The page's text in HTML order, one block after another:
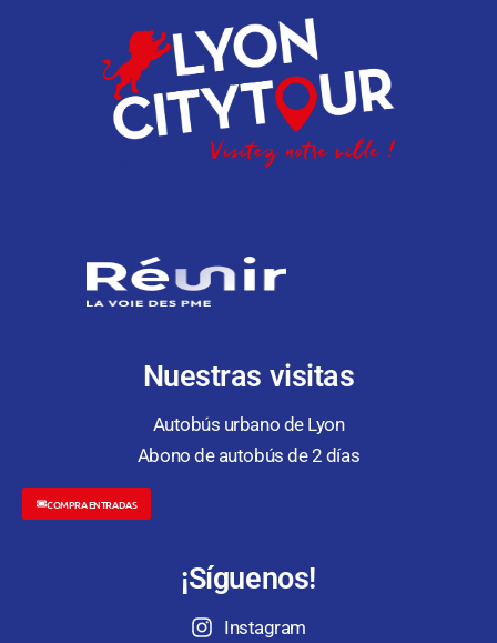
Nuestras visitas
Autobús urbano de Lyon
Abono de autobús de 2 días
COMPRA ENTRADAS
¡Síguenos!
Instagram